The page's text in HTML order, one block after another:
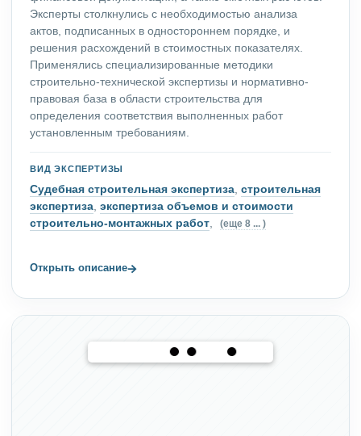
работ по строительству канализации и водопровода,
выполненных в рамках крупномасштабного проекта
реконструкции шоссе. Исследование включало глубокий
документальный анализ проектной, исполнительной и
финансовой документации, а также сметных расчетов.
Эксперты столкнулись с необходимостью анализа
актов, подписанных в одностороннем порядке, и
решения расхождений в стоимостных показателях.
правовая база в области строительства для
определения соответствия выполненных работ
установленным требованиям.
Судебная строительная экспертиза
строительно-монтажных работ, (еще 8 ... )
Открыть описание →